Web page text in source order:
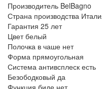
Производитель BelBagno
Страна производства
Гарантия 25 лет
Цвет белый
Полочка в чаше нет
Форма прямоугольная
Система антивсплеск есть
Безободковый да